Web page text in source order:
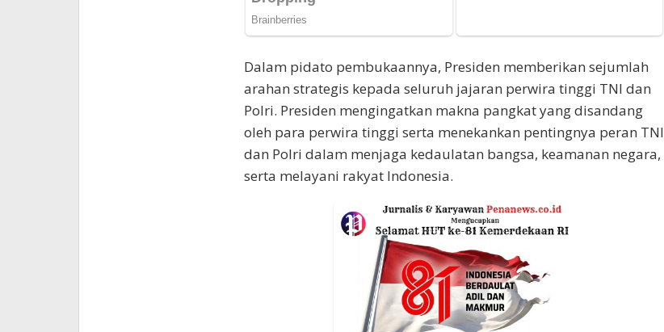
Dalam pidato pembukaannya, Presiden memberikan sejumlah
arahan strategis kepada seluruh jajaran perwira tinggi TNI dan
Polri. Presiden mengingatkan makna pangkat yang disandang
oleh para perwira tinggi serta menekankan pentingnya peran TNI
dan Polri dalam menjaga kedaulatan bangsa, keamanan negara,
serta melayani rakyat Indonesia.